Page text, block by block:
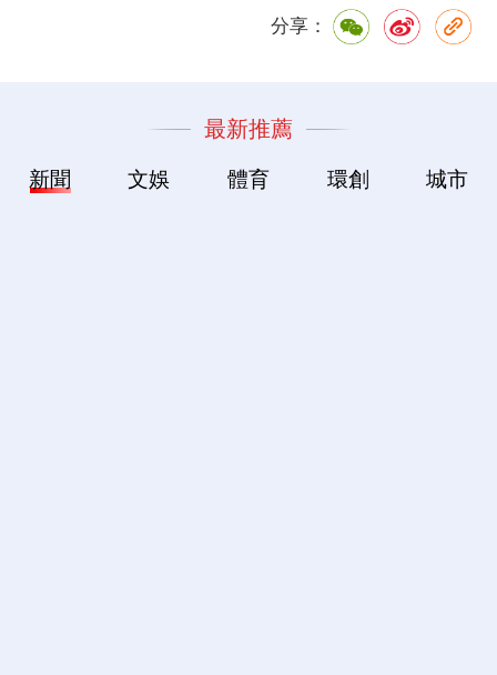
分享：
最新推薦
新聞 文娛 體育 環創 城市